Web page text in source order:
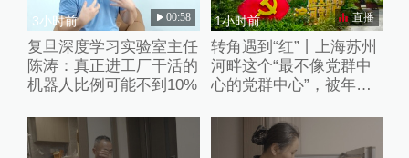
3小时前 00:58
复旦深度学习实验室主任
陈涛：真正进工厂干活的
机器人比例可能不到10%
1小时前 直播
转角遇到“红”丨上海苏州
河畔这个“最不像党群中
心的党群中心”，被年轻